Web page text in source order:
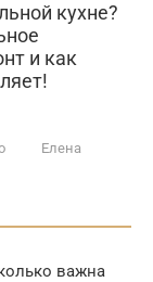
кухне?
и как
Елена
важна